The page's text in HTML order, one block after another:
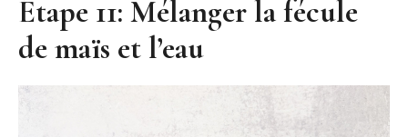
Étape 11: Mélanger la fécule
de maïs et l’eau